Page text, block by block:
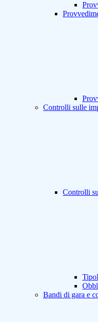
Controlli sulle
Controlli
Bandi di gara e